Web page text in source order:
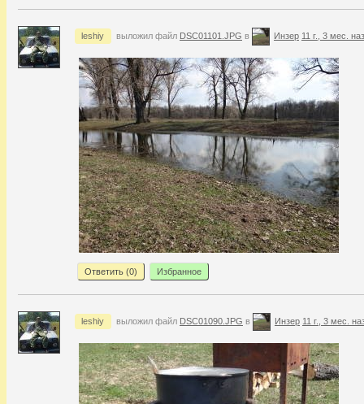
leshiy выложил файл DSC01101.JPG в Инзер 11 г., 3 мес.
Ответить (0) Избранное
leshiy выложил файл DSC01090.JPG в Инзер 11 г., 3 мес.